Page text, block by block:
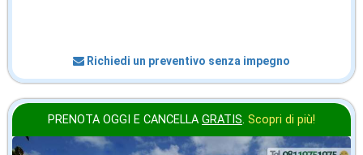
Richiedi un preventivo senza impegno
PRENOTA OGGI E CANCELLA GRATIS. Scopri di più!